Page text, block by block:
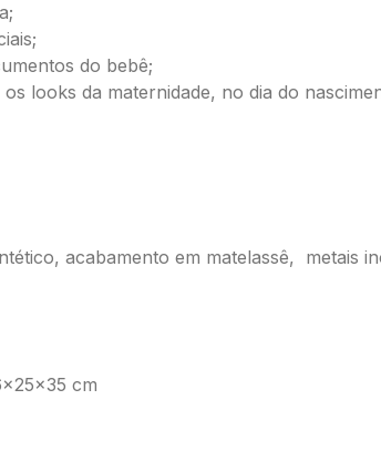
do bebê;
looks da maternidade, no dia do
acabamento em matelassê, metais
cm